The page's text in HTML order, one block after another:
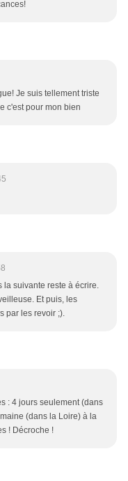
Je suis tellement triste
c'est pour mon bien
la suivante reste à écrire.
Et puis, les
par les revoir ;).
: 4 jours seulement (dans
(dans la Loire) à la
! Décroche !